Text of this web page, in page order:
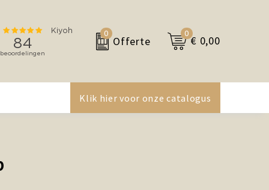
0
Offerte
0
€ 0,00
Klik hier voor onze catalogus